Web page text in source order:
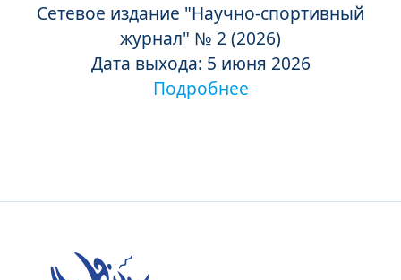
Сетевое издание "Научно-спортивный
журнал" № 2 (2026)
Дата выхода: 5 июня 2026
Подробнее